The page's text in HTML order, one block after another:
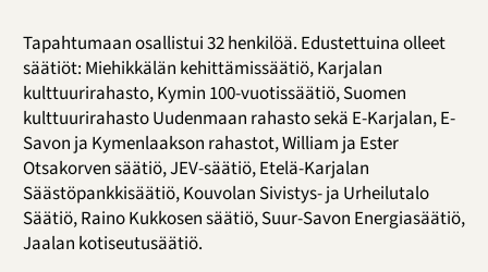
Tapahtumaan osallistui 32 henkilöä. Edustettuina olleet
säätiöt: Miehikkälän kehittämissäätiö, Karjalan
kulttuurirahasto, Kymin 100-vuotissäätiö, Suomen
kulttuurirahasto Uudenmaan rahasto sekä E-Karjalan, E-
Savon ja Kymenlaakson rahastot, William ja Ester
Otsakorven säätiö, JEV-säätiö, Etelä-Karjalan
Säästöpankkisäätiö, Kouvolan Sivistys- ja Urheilutalo
Säätiö, Raino Kukkosen säätiö, Suur-Savon Energiasäätiö,
Jaalan kotiseutusäätiö.